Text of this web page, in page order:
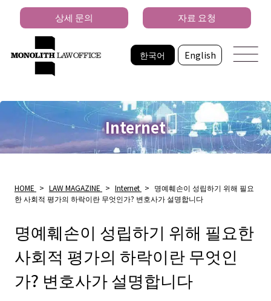
한국어 English
상세 문의 자료 요청
Internet
HOME > LAW MAGAZINE > Internet > 명예훼손이 성립하기 위해 필요
한 사회적 평가의 하락이란 무엇인가? 변호사가 설명합니다
명예훼손이 성립하기 위해 필요한
사회적 평가의 하락이란 무엇인
가? 변호사가 설명합니다